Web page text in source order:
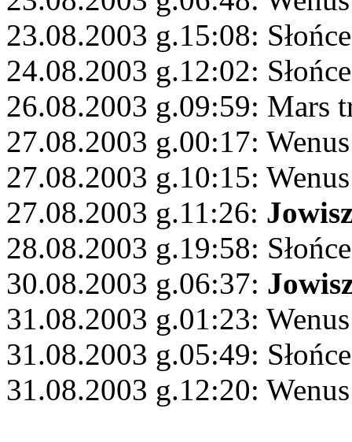
23.08.2003 g.15:08:
24.08.2003 g.12:02:
26.08.2003 g.09:59: Mars
27.08.2003 g.00:17:
27.08.2003 g.10:15:
27.08.2003 g.11:26:
28.08.2003 g.19:58:
30.08.2003 g.06:37:
31.08.2003 g.01:23:
31.08.2003 g.05:49:
31.08.2003 g.12:20: